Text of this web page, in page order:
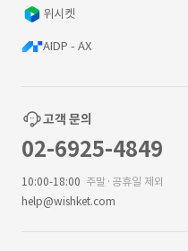
위시켓
AIDP - AX
고객 문의
02-6925-4849
10:00-18:00 주말·공휴일 제외
help@wishket.com